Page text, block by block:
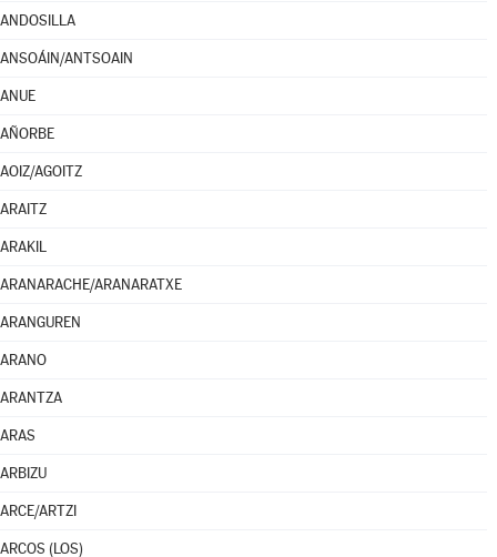
ANDOSILLA
ANSOÁIN/ANTSOAIN
ANUE
AÑORBE
AOIZ/AGOITZ
ARAITZ
ARAKIL
ARANARACHE/ARANARATXE
ARANGUREN
ARANO
ARANTZA
ARAS
ARBIZU
ARCE/ARTZI
ARCOS (LOS)